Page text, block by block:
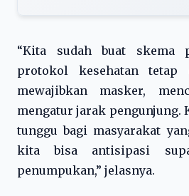
“Kita sudah buat skema
protokol kesehatan tetap
mewajibkan masker,
mengatur jarak pengunjung.
tunggu bagi masyarakat
kita bisa antisipasi
penumpukan,” jelasnya.